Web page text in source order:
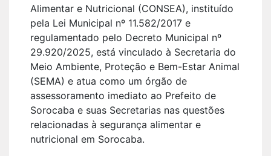
Alimentar e Nutricional (CONSEA), instituído
pela Lei Municipal nº 11.582/2017 e
regulamentado pelo Decreto Municipal nº
29.920/2025, está vinculado à Secretaria do
Meio Ambiente, Proteção e Bem-Estar Animal
(SEMA) e atua como um órgão de
assessoramento imediato ao Prefeito de
Sorocaba e suas Secretarias nas questões
relacionadas à segurança alimentar e
nutricional em Sorocaba.